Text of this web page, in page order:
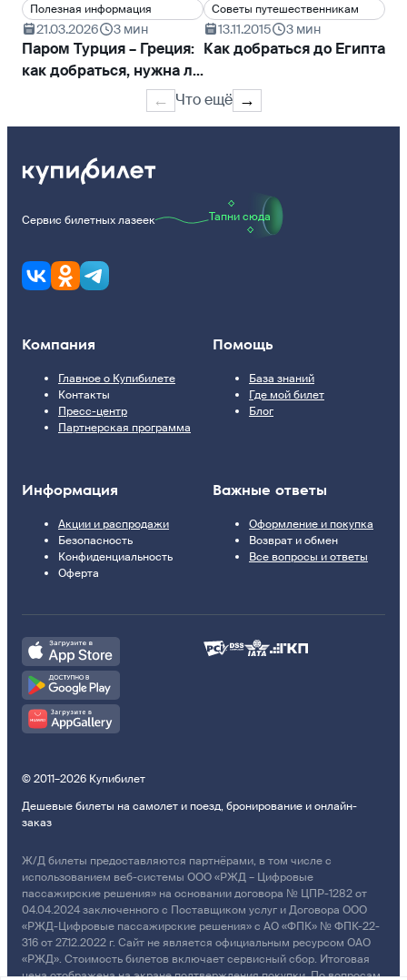
Полезная информация
21.03.2026 3 мин
Паром Турция – Греция:
как добраться, нужна ли
Cоветы путешественникам
13.11.2015 3 мин
Как добраться до Египта
← Что ещё →
Сервис билетных лазеек Тапни сюда
Компания
Главное о Купибилете
Контакты
Пресс-центр
Партнерская программа
Помощь
База знаний
Где мой билет
Блог
Информация
Акции и распродажи
Безопасность
Конфиденциальность
Оферта
Важные ответы
Оформление и покупка
Возврат и обмен
Все вопросы и ответы
© 2011–2026 Купибилет
Дешевые билеты на самолет и поезд, бронирование и онлайн-
заказ
Ж/Д билеты предоставляются партнёрами, в том числе с
использованием веб-системы ООО «РЖД – Цифровые
пассажирские решения» на основании договора № ЦПР-1282 от
04.04.2024 заключенного с Поставщиком услуг и Договора ООО
«РЖД-Цифровые пассажирские решения» с АО «ФПК» № ФПК-22-
316 от 27.12.2022 г. Сайт не является официальным ресурсом ОАО
«РЖД». Стоимость билетов включает сервисный сбор. Итоговая
цена отображена на экране подтверждения покупки. По вопросам